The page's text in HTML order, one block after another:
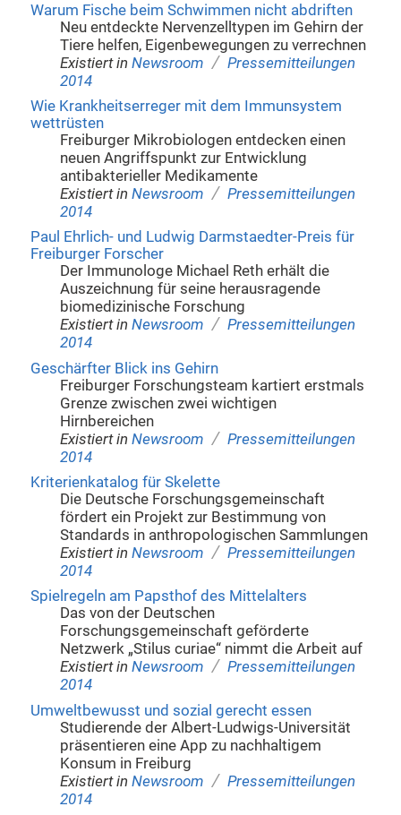
Warum Fische beim Schwimmen nicht abdriften
Neu entdeckte Nervenzelltypen im Gehirn der
Tiere helfen, Eigenbewegungen zu verrechnen
Existiert in Newsroom / Pressemitteilungen
2014
Wie Krankheitserreger mit dem Immunsystem
wettrüsten
Freiburger Mikrobiologen entdecken einen
neuen Angriffspunkt zur Entwicklung
antibakterieller Medikamente
Existiert in Newsroom / Pressemitteilungen
2014
Paul Ehrlich- und Ludwig Darmstaedter-Preis für
Freiburger Forscher
Der Immunologe Michael Reth erhält die
Auszeichnung für seine herausragende
biomedizinische Forschung
Existiert in Newsroom / Pressemitteilungen
2014
Geschärfter Blick ins Gehirn
Freiburger Forschungsteam kartiert erstmals
Grenze zwischen zwei wichtigen
Hirnbereichen
Existiert in Newsroom / Pressemitteilungen
2014
Kriterienkatalog für Skelette
Die Deutsche Forschungsgemeinschaft
fördert ein Projekt zur Bestimmung von
Standards in anthropologischen Sammlungen
Existiert in Newsroom / Pressemitteilungen
2014
Spielregeln am Papsthof des Mittelalters
Das von der Deutschen
Forschungsgemeinschaft geförderte
Netzwerk „Stilus curiae“ nimmt die Arbeit auf
Existiert in Newsroom / Pressemitteilungen
2014
Umweltbewusst und sozial gerecht essen
Studierende der Albert-Ludwigs-Universität
präsentieren eine App zu nachhaltigem
Konsum in Freiburg
Existiert in Newsroom / Pressemitteilungen
2014